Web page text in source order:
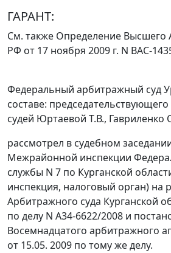
ГАРАНТ:
См. также Определение Высшего
РФ от 17 ноября 2009 г. N ВАС-
Федеральный арбитражный суд
составе:
судей Юртаевой Т.В., Гавриленко
рассмотрел в судебном
Межрайонной инспекции
службы N 7 по Курганской
инспекция, налоговый орган) на
Арбитражного суда Курганской
по делу N А34-6622/2008 и
Восемнадцатого арбитражного
от 15.05. 2009 по тому же делу.